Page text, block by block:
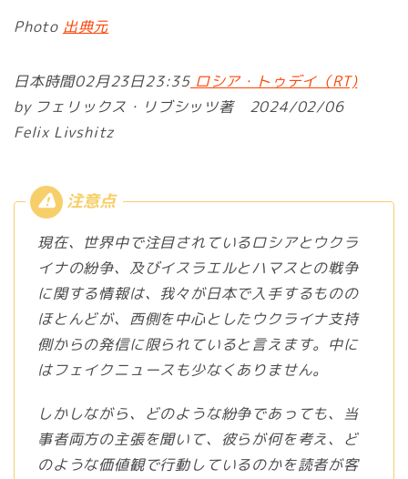
Photo 出典元
日本時間02月23日23:35 ロシア・トゥデイ（RT)
by フェリックス・リブシッツ著 2024/02/06
Felix Livshitz
現在、世界中で注目されているロシアとウクラ
イナの紛争、及びイスラエルとハマスとの戦争
に関する情報は、我々が日本で入手するものの
ほとんどが、西側を中心としたウクライナ支持
側からの発信に限られていると言えます。中に
はフェイクニュースも少なくありません。
しかしながら、どのような紛争であっても、当
事者両方の主張を聞いて、彼らが何を考え、ど
のような価値観で行動しているのかを読者が客